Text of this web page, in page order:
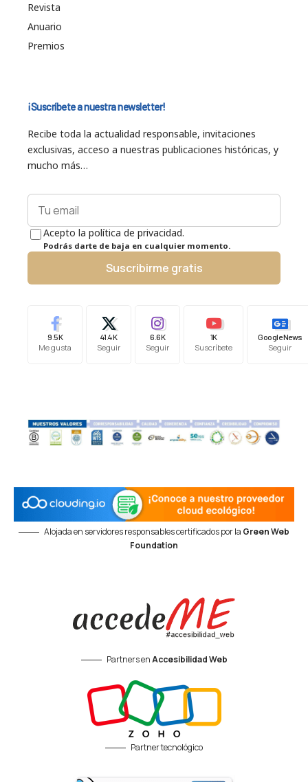
Revista
Anuario
Premios
¡Suscríbete a nuestra newsletter!
Recibe toda la actualidad responsable, invitaciones
exclusivas, acceso a nuestras publicaciones históricas, y
mucho más…
Acepto la política de privacidad.
Podrás darte de baja en cualquier momento.
Suscribirme gratis
9.5K
Me gusta
41.4K
Seguir
6.6K
Seguir
1K
Suscríbete
Google News
Seguir
Alojada en servidores responsables certificados por la Green Web
Foundation
Partners enAccesibilidad Web
Partner tecnológico